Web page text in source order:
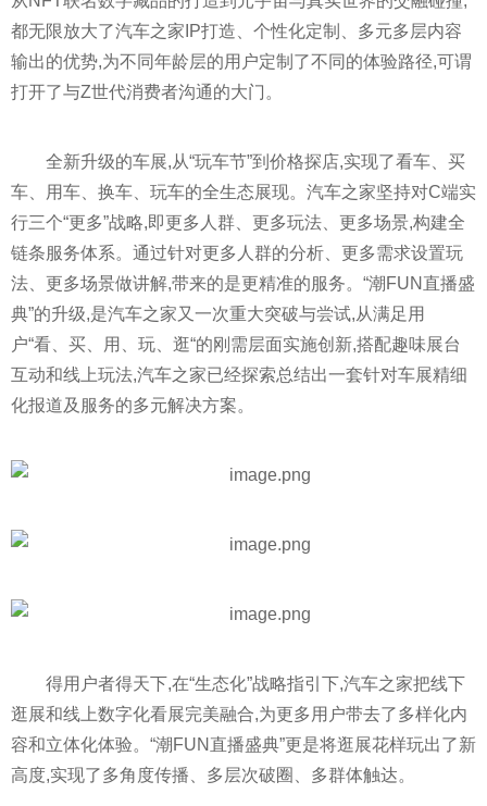
都无限放大了汽车之家IP打造、个性化定制、多元多层内容
输出的优势,为不同年龄层的用户定制了不同的体验路径,可谓
打开了与Z世代消费者沟通的大门。
全新升级的车展,从“玩车节”到价格探店,实现了看车、买
车、用车、换车、玩车的全生态展现。汽车之家坚持对C端实
行三个“更多”战略,即更多人群、更多玩法、更多场景,构建全
链条服务体系。通过针对更多人群的分析、更多需求设置玩
法、更多场景做讲解,带来的是更精准的服务。“潮FUN直播盛
典”的升级,是汽车之家又一次重大突破与尝试,从满足用
户“看、买、用、玩、逛“的刚需层面实施创新,搭配趣味展台
互动和线上玩法,汽车之家已经探索总结出一套针对车展精细
化报道及服务的多元解决方案。
得用户者得天下,在“生态化”战略指引下,汽车之家把线下
逛展和线上数字化看展完美融合,为更多用户带去了多样化内
容和立体化体验。“潮FUN直播盛典”更是将逛展花样玩出了新
高度,实现了多角度传播、多层次破圈、多群体触达。